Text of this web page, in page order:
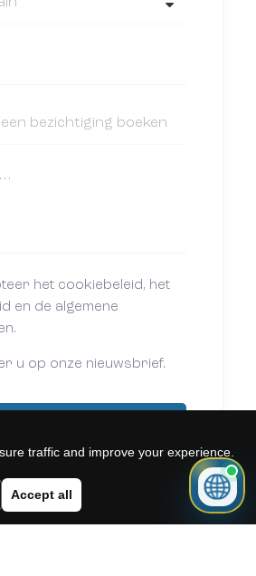
het cookiebeleid, het
en de algemene
u op onze nieuwsbrief.
traffic and improve your experience.
Accept all